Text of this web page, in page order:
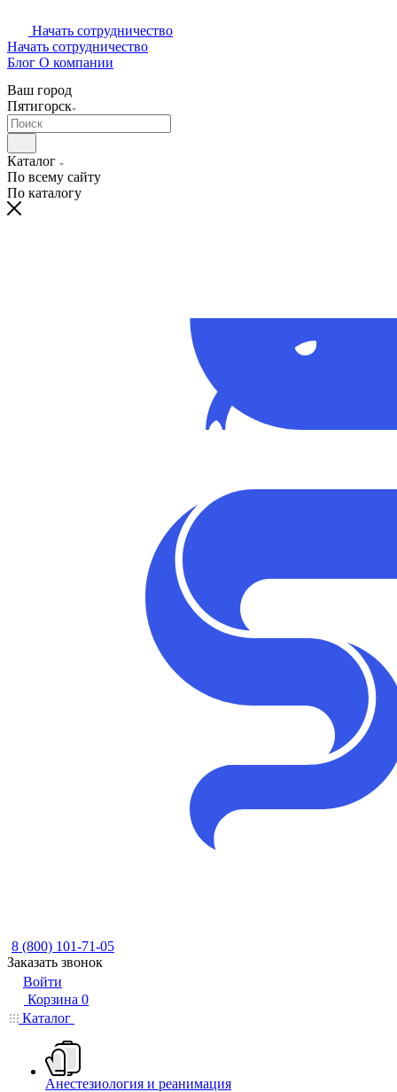
Начать сотрудничество
Начать сотрудничество
Блог О компании
Ваш город
Пятигорск
Каталог
По всему сайту
По каталогу
8 (800) 101-71-05
Заказать звонок
Войти
Корзина 0
Каталог
Анестезиология и реанимация